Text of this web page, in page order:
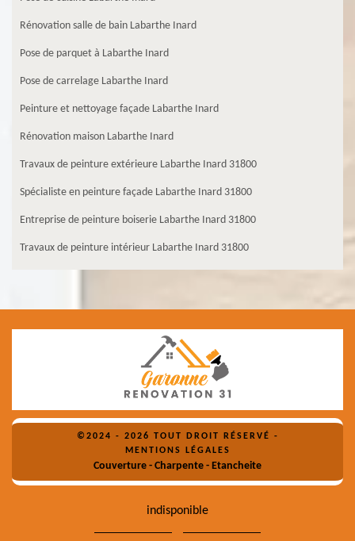
Rénovation salle de bain Labarthe Inard
Pose de parquet à Labarthe Inard
Pose de carrelage Labarthe Inard
Peinture et nettoyage façade Labarthe Inard
Rénovation maison Labarthe Inard
Travaux de peinture extérieure Labarthe Inard 31800
Spécialiste en peinture façade Labarthe Inard 31800
Entreprise de peinture boiserie Labarthe Inard 31800
Travaux de peinture intérieur Labarthe Inard 31800
©2024 - 2026 TOUT DROIT RÉSERVÉ -
MENTIONS LÉGALES
Couverture - Charpente - Etancheite
indisponible